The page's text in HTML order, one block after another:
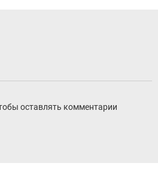
оставлять комментарии